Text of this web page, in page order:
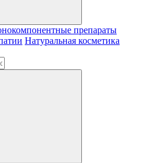
препараты
Натуральная косметика